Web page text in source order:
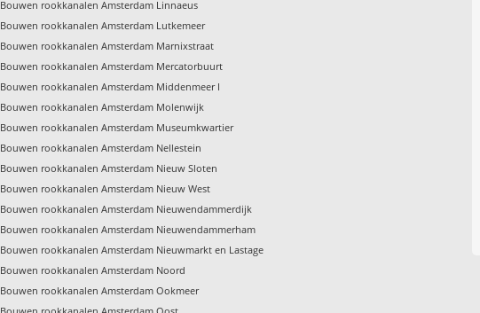
Bouwen rookkanalen Amsterdam Linnaeus
Bouwen rookkanalen Amsterdam Lutkemeer
Bouwen rookkanalen Amsterdam Marnixstraat
Bouwen rookkanalen Amsterdam Mercatorbuurt
Bouwen rookkanalen Amsterdam Middenmeer I
Bouwen rookkanalen Amsterdam Molenwijk
Bouwen rookkanalen Amsterdam Museumkwartier
Bouwen rookkanalen Amsterdam Nellestein
Bouwen rookkanalen Amsterdam Nieuw Sloten
Bouwen rookkanalen Amsterdam Nieuw West
Bouwen rookkanalen Amsterdam Nieuwendammerdijk
Bouwen rookkanalen Amsterdam Nieuwendammerham
Bouwen rookkanalen Amsterdam Nieuwmarkt en Lastage
Bouwen rookkanalen Amsterdam Noord
Bouwen rookkanalen Amsterdam Ookmeer